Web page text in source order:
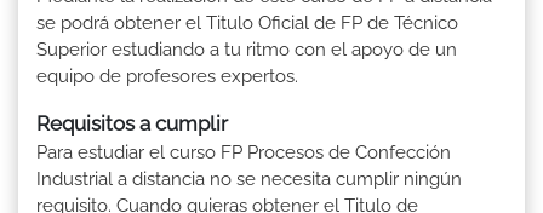
se podrá obtener el Titulo Oficial de FP de Técnico
Superior estudiando a tu ritmo con el apoyo de un
equipo de profesores expertos.
Requisitos a cumplir
Para estudiar el curso FP Procesos de Confección
Industrial a distancia no se necesita cumplir ningún
requisito. Cuando quieras obtener el Titulo de